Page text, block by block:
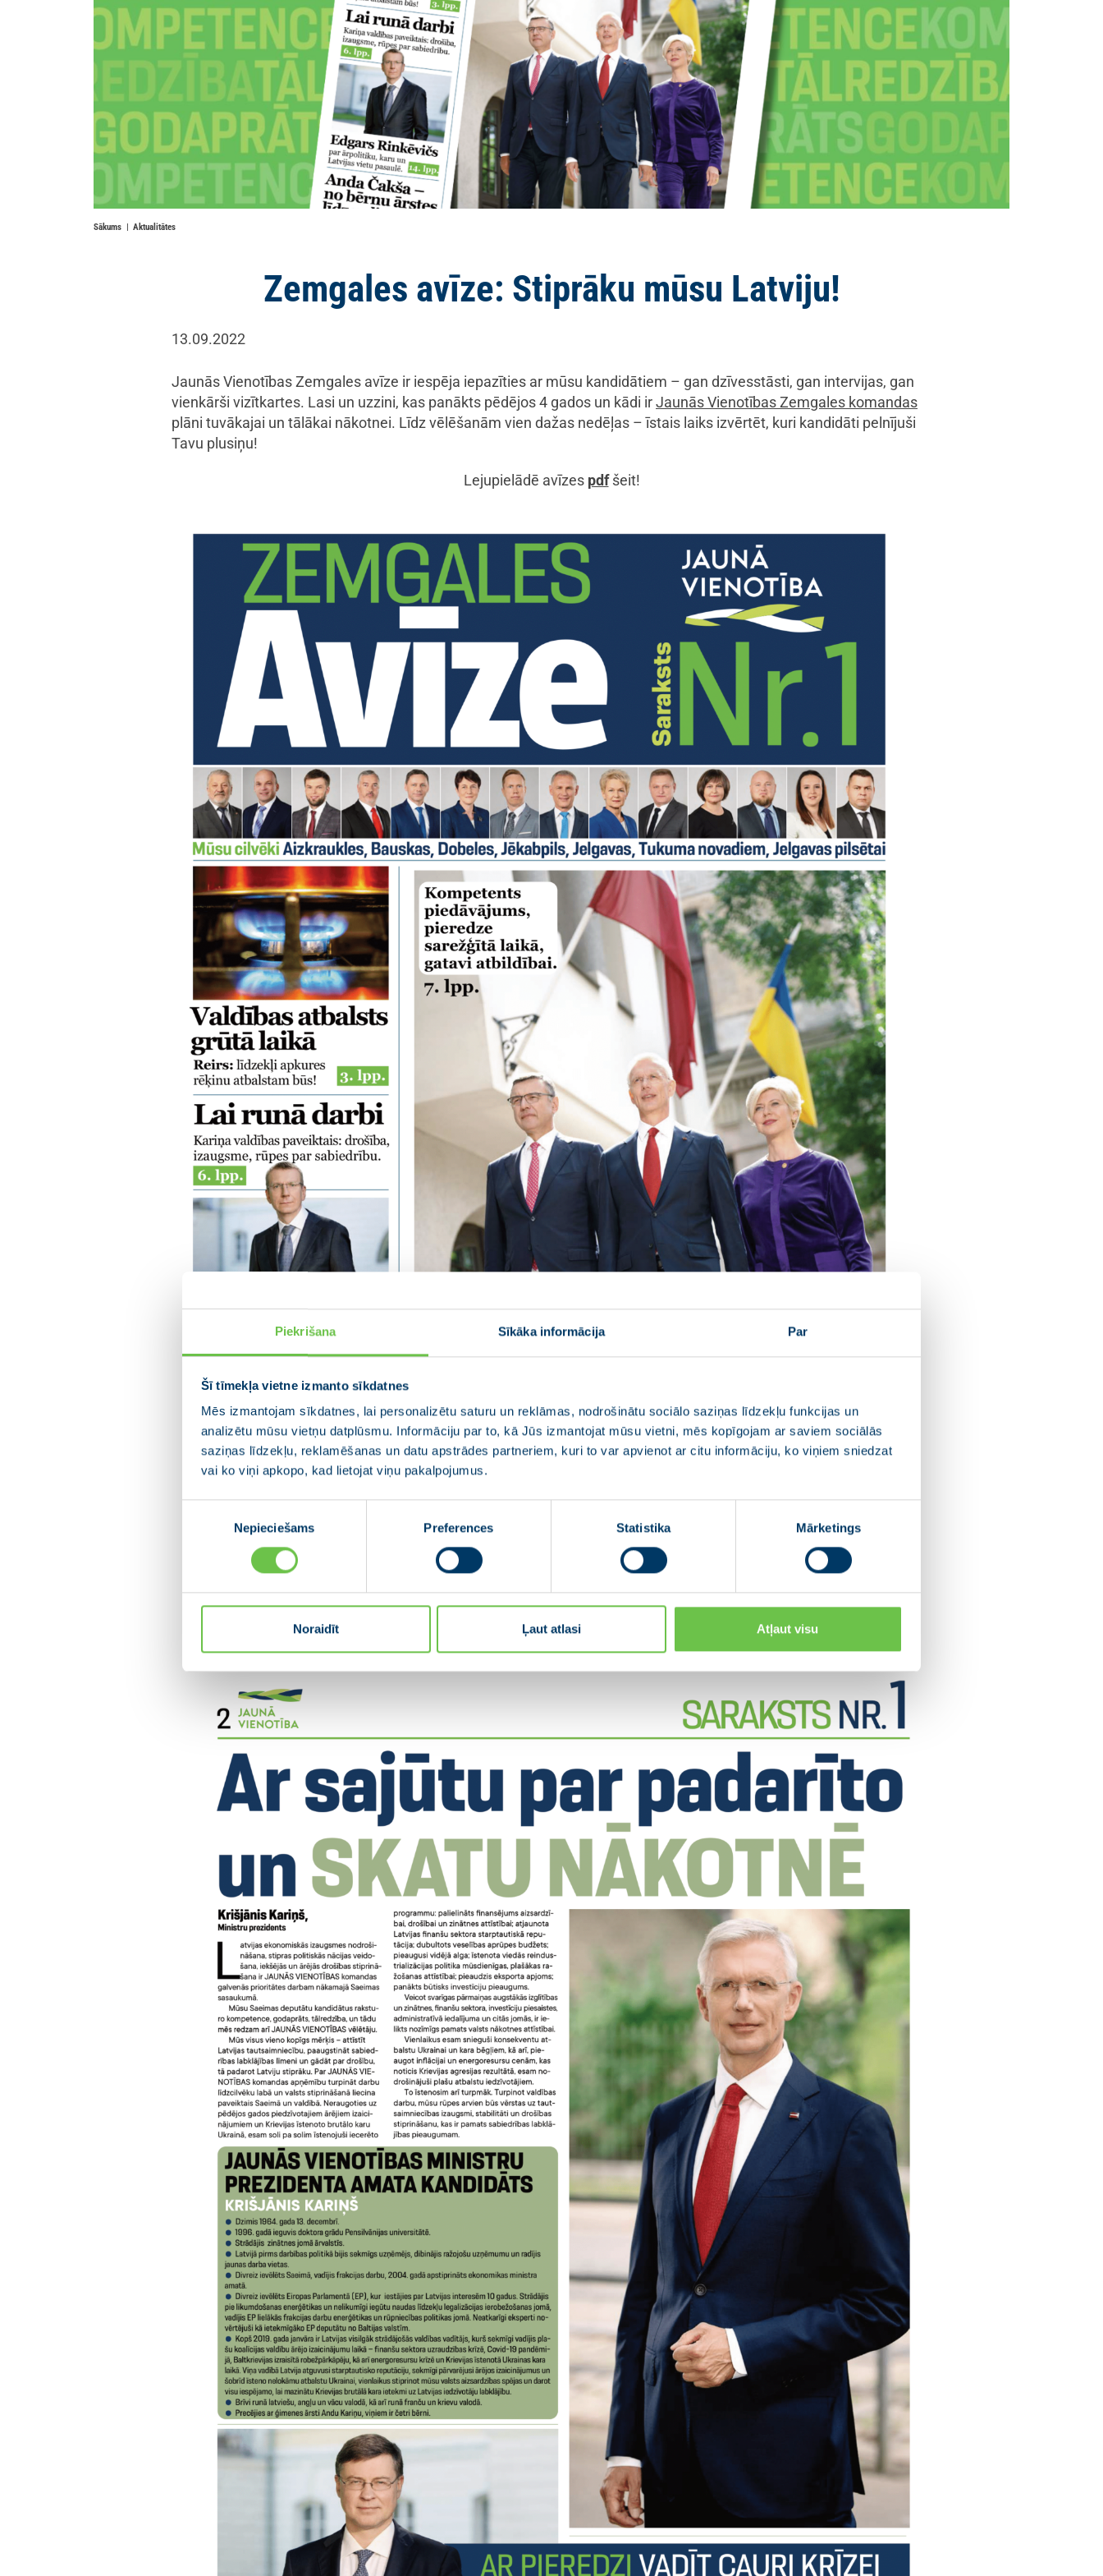
Piekrišana Sīkāka informācija Par
Šī tīmekļa vietne izmanto sīkdatnes
Mēs izmantojam sīkdatnes, lai personalizētu saturu un reklāmas, nodrošinātu sociālo saziņas līdzekļu funkcijas un
analizētu mūsu vietņu datplūsmu. Informāciju par to, kā Jūs izmantojat mūsu vietni, mēs kopīgojam ar saviem sociālās
saziņas līdzekļu, reklamēšanas un datu apstrādes partneriem, kuri to var apvienot ar citu informāciju, ko viņiem sniedzat
vai ko viņi apkopo, kad lietojat viņu pakalpojumus.
Nepieciešams Preferences Statistika Mārketings
Noraidīt Ļaut atlasi Atļaut visu
Sākums Aktualitātes
Zemgales avīze: Stiprāku mūsu Latviju!
13.09.2022
Jaunās Vienotības Zemgales avīze ir iespēja iepazīties ar mūsu kandidātiem – gan dzīvesstāsti, gan intervijas, gan
vienkārši vizītkartes. Lasi un uzzini, kas panākts pēdējos 4 gados un kādi irJaunās Vienotības Zemgales komandas
plāni tuvākajai un tālākai nākotnei. Līdz vēlēšanām vien dažas nedēļas – īstais laiks izvērtēt, kuri kandidāti pelnījuši
Tavu plusiņu!
Lejupielādē avīzes pdfšeit!